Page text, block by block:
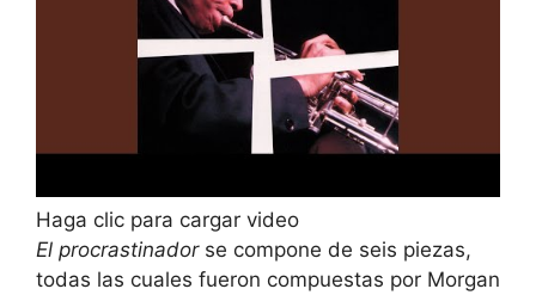
Haga clic para cargar video
El procrastinadorse compone de seis piezas,
todas las cuales fueron compuestas por Morgan